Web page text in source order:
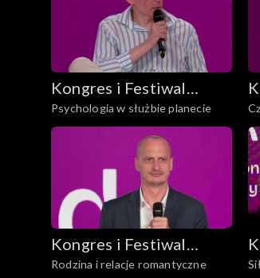
Kongres i Festiwal
Psychologiczny
Re_Mind
Psychologia w służbie planecie
Kongres i Festiwal
Psychologiczny
Rodzina i relacje romantyczne